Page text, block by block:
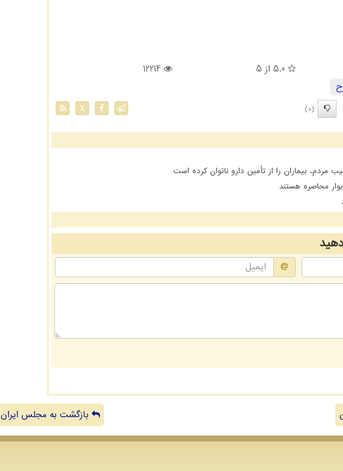
5.0 از 5
12214
(0)
X
بیماران را از تأمین دارو ناتوان کرده است
محاصره هستند
بازگشت به مجلس ایران